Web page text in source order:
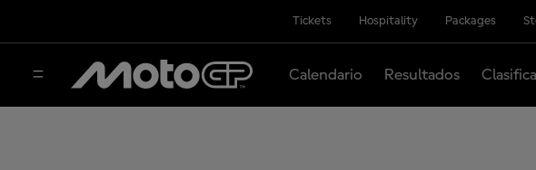
Tickets Hospitality Packages
Calendario Resultados